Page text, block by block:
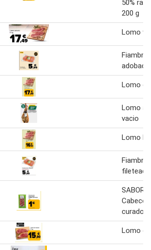
50%
200 g
Lomo
Fiambre
adobado
Lomo
Lomo
vacio
Lomo
Fiambre
fileteado
SABOR
curado
Lomo